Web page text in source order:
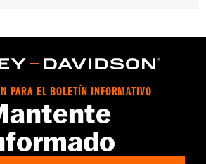
garantía limitada – Consultawww.h-
PARA EL BOLETÍN INFORMATIVO